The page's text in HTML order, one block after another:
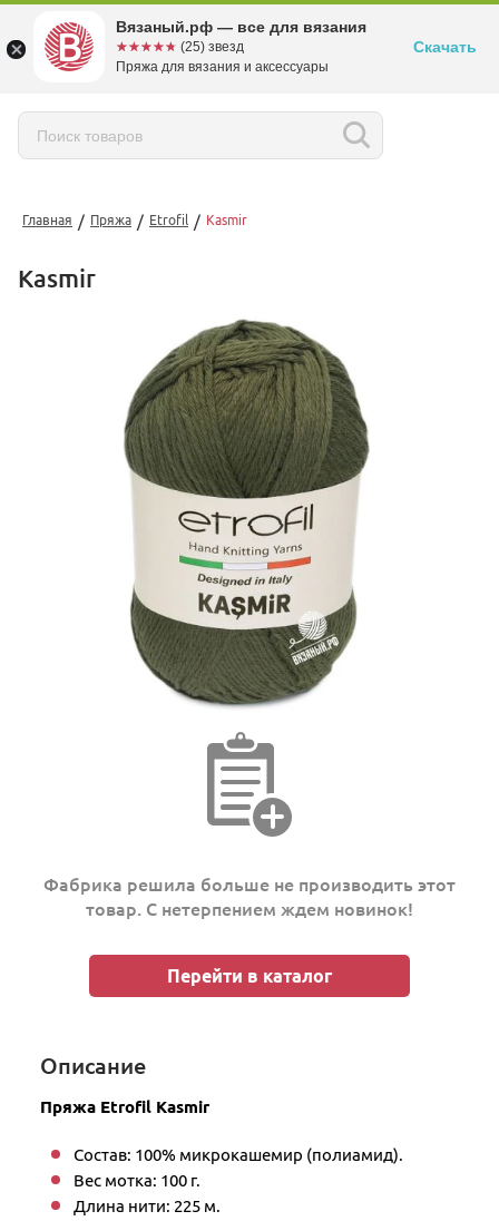
Главная / Пряжа / Etrofil / Kasmir
Kasmir
Фабрика решила больше не производить этот
товар. С нетерпением ждем новинок!
Перейти в каталог
Описание
Пряжа Etrofil Kasmir
Состав: 100% микрокашемир (полиамид).
Вес мотка: 100 г.
Длина нити: 225 м.
Вязаный.рф — все для вязания
☆☆☆☆☆
★★★★★ (25) звезд
Пряжа для вязания и аксессуары
Скачать